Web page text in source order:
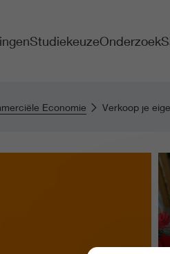
StudiekeuzeOnderzoek
Economie Verkoop je